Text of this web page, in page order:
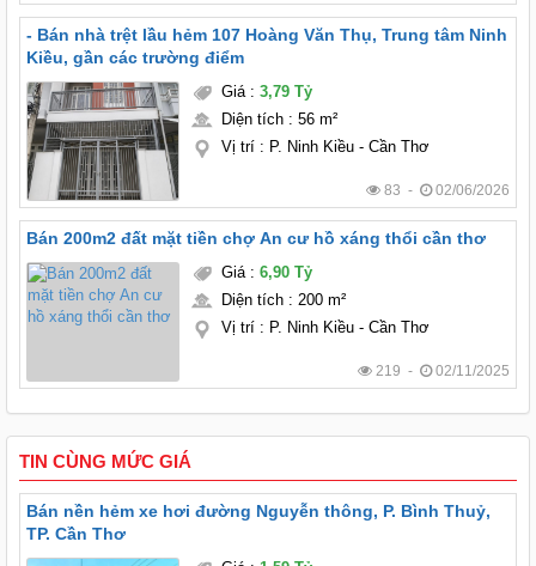
- Bán nhà trệt lầu hẻm 107 Hoàng Văn Thụ, Trung tâm Ninh
Kiều, gần các trường điểm
Giá: 3,79 Tỷ
Diện tích: 56 m²
Vị trí: P. Ninh Kiều - Cần Thơ
83 - 02/06/2026
Bán 200m2 đất mặt tiền chợ An cư hồ xáng thổi cần thơ
Giá: 6,90 Tỷ
Diện tích: 200 m²
Vị trí: P. Ninh Kiều - Cần Thơ
219 - 02/11/2025
TIN CÙNG MỨC GIÁ
Bán nền hẻm xe hơi đường Nguyễn thông, P. Bình Thuỷ,
TP. Cần Thơ